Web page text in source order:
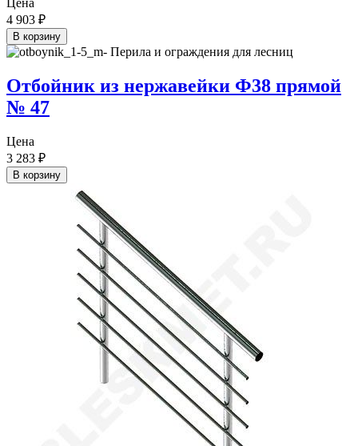
Цена
4 903 ₽
В корзину
Отбойник из нержавейки Ф38 прямой
№ 47
Цена
3 283 ₽
В корзину